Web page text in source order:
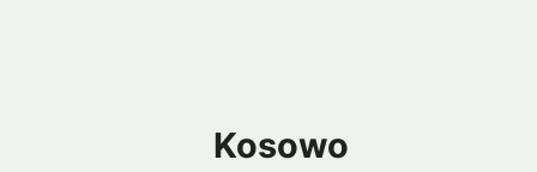
Kosowo